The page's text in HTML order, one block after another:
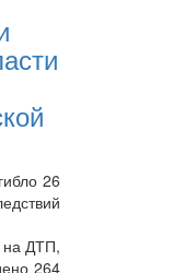
26
на ДТП,
264